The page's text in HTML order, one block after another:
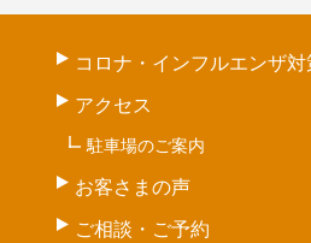
コロナ・インフルエンザ対
アクセス
駐車場のご案内
お客さまの声
ご相談・ご予約